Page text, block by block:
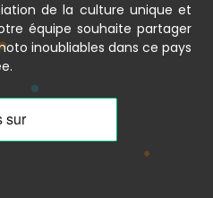
de la culture unique et
équipe souhaite partager
inoubliables dans ce pays